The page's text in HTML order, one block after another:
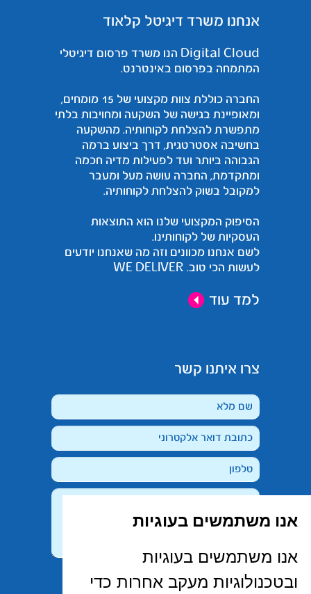
אנו משתמשים בעוגיות
אנו משתמשים בעוגיות
ובטכנולוגיות מעקב אחרות כדי
אנחנו משרד דיגיטל קלאוד
Digital Cloud הנו משרד פרסום דיגיטלי
המתמחה בפרסום באינטרנט.
החברה כוללת צוות מקצועי של 15 מומחים,
ומאופיינת בגישה של השקעה ומחויבות בלתי
מתפשרת להצלחת לקוחותיה. מהשקעה
בחשיבה אסטרטגית, דרך ביצוע ברמה
הגבוהה ביותר ועד לפעילות מדיה חכמה
ומתקדמת, החברה עושה מעל ומעבר
למקובל בשוק להצלחת לקוחותיה.
הסיפוק המקצועי שלנו הוא התוצאות
העסקיות של לקוחותינו.
לשם אנחנו מכוונים וזה מה שאנחנו יודעים
לעשות הכי טוב. WE DELIVER
למד עוד
צרו איתנו קשר
קראתי, הבנתי ואני מסכימ/ה ל-
מדיניות
הפרטיותשל האתר